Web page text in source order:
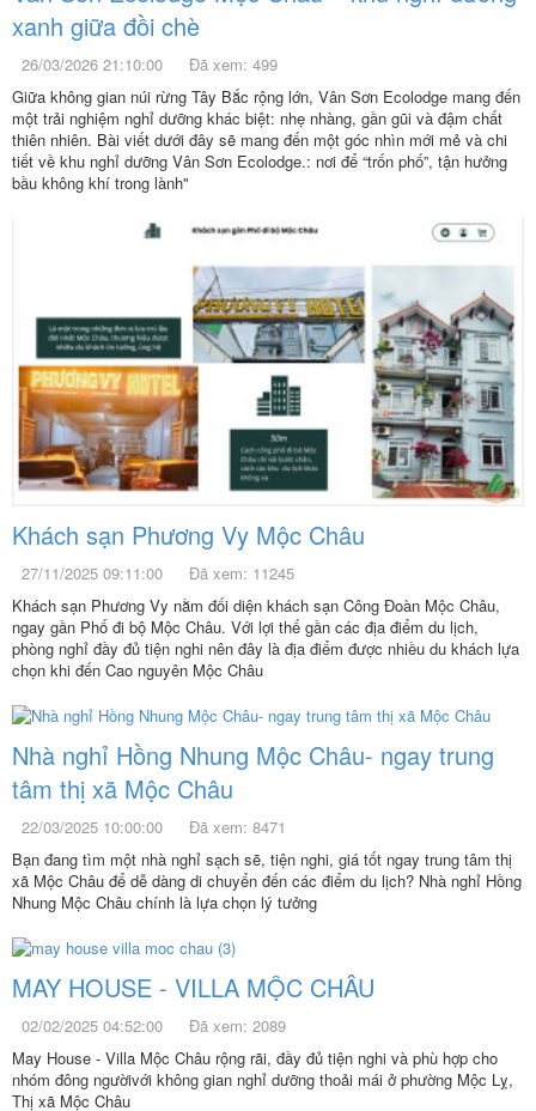
xanh giữa đồi chè
26/03/2026 21:10:00
Đã xem: 499
Giữa không gian núi rừng Tây Bắc rộng lớn, Vân Sơn Ecolodge mang đến
một trải nghiệm nghỉ dưỡng khác biệt: nhẹ nhàng, gần gũi và đậm chất
thiên nhiên. Bài viết dưới đây sẽ mang đến một góc nhìn mới mẻ và chi
tiết về khu nghỉ dưỡng Vân Sơn Ecolodge.: nơi để “trốn phố”, tận hưởng
bầu không khí trong lành"
Khách sạn Phương Vy Mộc Châu
27/11/2025 09:11:00
Đã xem: 11245
Khách sạn Phương Vy nằm đối diện khách sạn Công Đoàn Mộc Châu,
ngay gần Phố đi bộ Mộc Châu. Với lợi thế gần các địa điểm du lịch,
phòng nghỉ đầy đủ tiện nghi nên đây là địa điểm được nhiều du khách lựa
chọn khi đến Cao nguyên Mộc Châu
Nhà nghỉ Hồng Nhung Mộc Châu- ngay trung
tâm thị xã Mộc Châu
22/03/2025 10:00:00
Đã xem: 8471
Bạn đang tìm một nhà nghỉ sạch sẽ, tiện nghi, giá tốt ngay trung tâm thị
xã Mộc Châu để dễ dàng di chuyển đến các điểm du lịch? Nhà nghỉ Hồng
Nhung Mộc Châu chính là lựa chọn lý tưởng
MAY HOUSE - VILLA MỘC CHÂU
02/02/2025 04:52:00
Đã xem: 2089
May House - Villa Mộc Châu rộng rãi, đầy đủ tiện nghi và phù hợp cho
nhóm đông ngườivới không gian nghỉ dưỡng thoải mái ở phường Mộc Lỵ,
Thị xã Mộc Châu